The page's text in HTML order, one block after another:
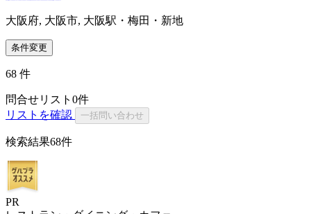
大阪府, 大阪市, 大阪駅・梅田・新地
条件変更
68 件
問合せリスト 0件
リストを確認
一括問い合わせ
検索結果68件
PR